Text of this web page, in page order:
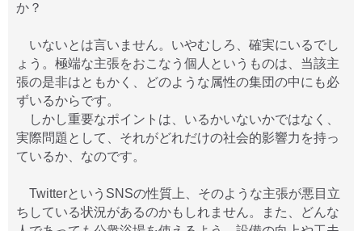
か？
いないとは言いません。いやむしろ、確実にいるでし
ょう。極端な主張をおこなう個人というものは、当該主
張の是非はともかく、どのような属性の集団の中にも必
ずいるからです。
しかし重要なポイントは、いるかいないかではなく、
実際問題として、それがどれだけの社会的影響力を持っ
ているか、なのです。
TwitterというSNSの性質上、そのような主張が悪目立
ちしている状況があるのかもしれません。また、どんな